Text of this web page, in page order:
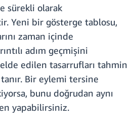
sürekli olarak
Yeni bir gösterge tablosu,
zaman içinde
adım geçmişini
edilen tasarrufları tahmin
Bir eylemi tersine
bunu doğrudan aynı
yapabilirsiniz.